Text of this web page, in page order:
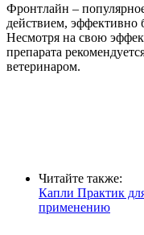
Фронтлайн –
действием, эффективно
Несмотря на свою
препарата
ветеринаром.
Читайте также:
Капли Практик
применению